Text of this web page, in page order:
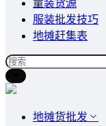
童装货源
服装批发技巧
地摊赶集表
地摊货批发